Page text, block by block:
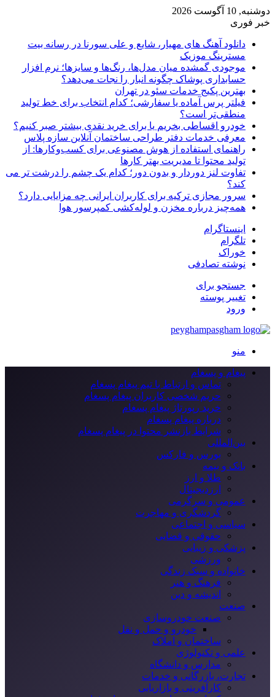
آگوست 2026
فوری
دانلود آهنگ های مهیار، شایع و علی سورنا در رسانه بیت
مسترینگ موزیک
موجودی گمشده میان مدل‌ها، رنگ‌ها و سایزها؛ نرم افزار
حسابداری پوشاک چگونه انبار را نجات می‌دهد؟
بهترین پکیج خدمات سئو در تهران
فیلتر پرس آماده یا سفارشی؛ کدام انتخاب برای خط تولید
منطقی‌تر است؟
خودرو اقساطی بخریم یا برای خرید نقدی بیشتر صبر کنیم؟
معرفی خدمات دفتر طراحی ساختمان آنلاین سازه پلاس
راهنمای استفاده از هوش مصنوعی برای کسب‌وکارها: از
تولید محتوا تا مدیریت بهتر کارها
تفاوت لنز دوردار و بدون دور؛ کدام یک چشم را درشت تر می
کند؟
سرور مجازی ترکیه برای کاربران ایرانی چه مزایایی دارد؟
همه‌چیز درباره مخزن و لوله‌کشی کمپرسور هوا
اینستاگرام
تلگرام
خوراک
نوشته تصادفی
جستجو برای
تغییر پوسته
ورود
منو
پیغام و پسغام
تماس و ارتباط با تیم پیغام پسغام
حریم شخصی کاربران پیغام پسغام
خرید رپورتاژ پیغام پسغام
درباره پیغام پسغام
شرایط بازنشر محتوا در پیغام پسغام
بین‌المللی
بورس و فارکس
بانک و بیمه
طلا و ارز
ارزدیجیتال
عمومی و سرگرمی
گردشگری و مهاجرت
سیاسی و اجتماعی
حقوقی و قضایی
پزشکی و زیبایی
ورزشی
خانواده و سبک زندگی
فرهنگ و هنر
اندیشه و دین
صنعت
صنعت خودروسازی
خودرو و حمل و نقل
ساختمان و املاک
علمی و تکنولوژی
مدارس و دانشگاه
تجارت، بازرگانی و خدمات
کارآفرینی و بازاریابی